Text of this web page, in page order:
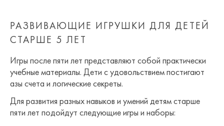
РАЗВИВАЮЩИЕ ИГРУШКИ ДЛЯ ДЕТЕЙ
СТАРШЕ 5 ЛЕТ
Игры после пяти лет представляют собой практически
учебные материалы. Дети с удовольствием постигают
азы счета и логические секреты.
Для развития разных навыков и умений детям старше
пяти лет подойдут следующие игры и наборы: